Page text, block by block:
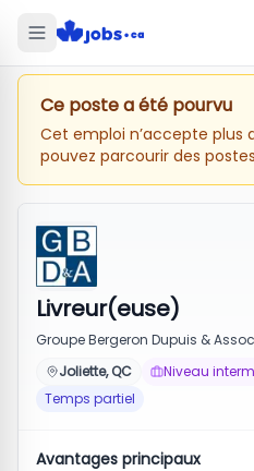
Ce poste a été pourvu
Cet emploi n’accepte plus
pouvez parcourir des
Livreur(euse)
Groupe Bergeron Dupuis &
Joliette, QC
Niveau
Temps partiel
Avantages principaux